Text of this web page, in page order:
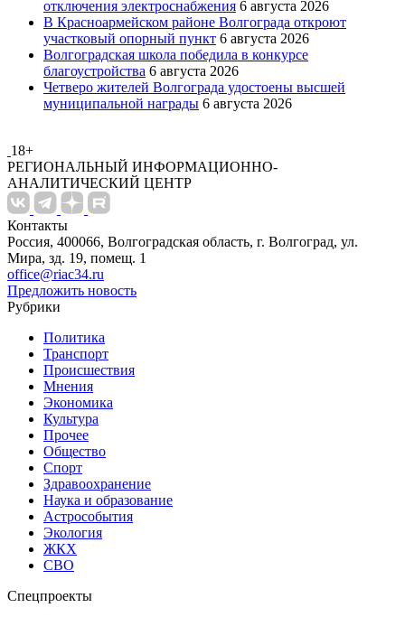
отключения электроснабжения 6 августа 2026
В Красноармейском районе Волгограда откроют
участковый опорный пункт 6 августа 2026
Волгоградская школа победила в конкурсе
благоустройства 6 августа 2026
Четверо жителей Волгограда удостоены высшей
муниципальной награды 6 августа 2026
18+
РЕГИОНАЛЬНЫЙ ИНФОРМАЦИОННО-
АНАЛИТИЧЕСКИЙ ЦЕНТР
Контакты
Россия, 400066, Волгоградская область, г. Волгоград, ул.
Мира, зд. 19, помещ. 1
office@riac34.ru
Предложить новость
Рубрики
Политика
Транспорт
Происшествия
Мнения
Экономика
Культура
Прочее
Общество
Спорт
Здравоохранение
Наука и образование
Астрособытия
Экология
ЖКХ
СВО
Спецпроекты